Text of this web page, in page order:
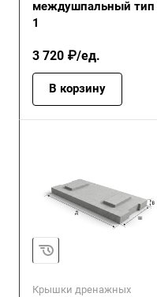
междушпальный тип
1
3 720 ₽/ед.
В корзину
Крышки дренажных